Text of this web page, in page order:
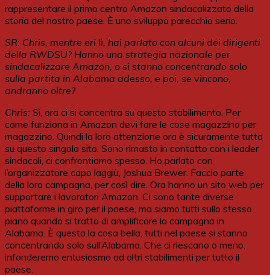
rappresentare il primo centro Amazon sindacalizzato della
storia del nostro paese. È uno sviluppo parecchio serio.
SR: Chris, mentre eri lì, hai parlato con alcuni dei dirigenti
della RWDSU? Hanno una strategia nazionale per
sindacalizzare Amazon, o si stanno concentrando solo
sulla partita in Alabama adesso, e poi, se vincono,
andranno oltre?
Chris: Sì, ora ci si concentra su questo stabilimento. Per
come funziona in Amazon devi fare le cose magazzino per
magazzino. Quindi la loro attenzione ora è sicuramente tutta
su questo singolo sito. Sono rimasto in contatto con i leader
sindacali, ci confrontiamo spesso. Ho parlato con
l’organizzatore capo laggiù, Joshua Brewer. Faccio parte
della loro campagna, per così dire. Ora hanno un sito web per
supportare i lavoratori Amazon. Ci sono tante diverse
piattaforme in giro per il paese, ma siamo tutti sullo stesso
piano quando si tratta di amplificare la campagna in
Alabama. È questa la cosa bella, tutti nel paese si stanno
concentrando solo sull’Alabama. Che ci riescano o meno,
infonderemo entusiasmo ad altri stabilimenti per tutto il
paese.